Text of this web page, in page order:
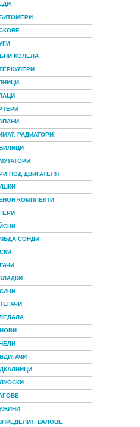
КОЛЕЛА
РАДИАТОРИ
ПОД ДВИГАТЕЛЯ
КОМПЛЕКТИ
СОНДИ
ВАЛОВЕ